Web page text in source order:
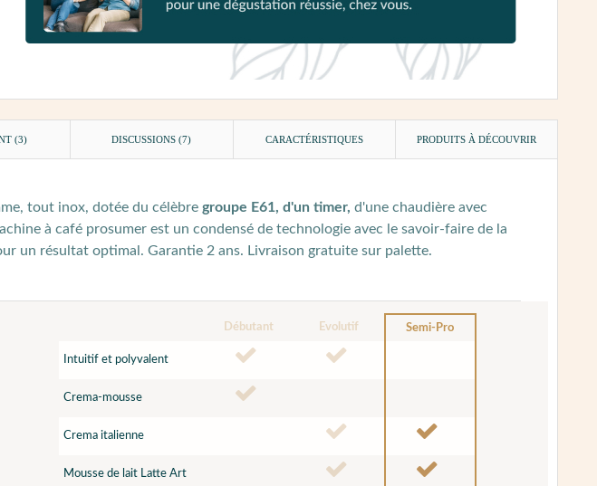
(3) DISCUSSIONS (7) CARACTÉRISTIQUES PRODUITS À DÉCOUVRIR
tout inox, dotée du célèbre groupe E61, d'un timer, d'une chaudière avec
à café prosumer est un condensé de technologie avec le savoir-faire de la
un résultat optimal. Garantie 2 ans. Livraison gratuite sur palette.
Débutant Evolutif Semi-Pro
Intuitif et polyvalent
Crema-mousse
Crema italienne
Mousse de lait Latte Art